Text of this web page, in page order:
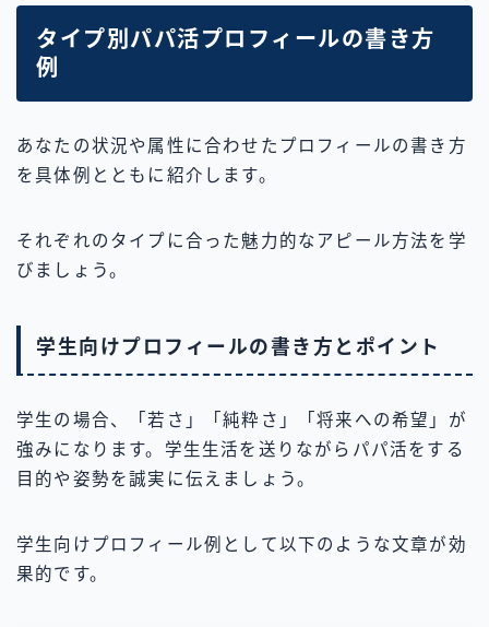
タイプ別パパ活プロフィールの書き方
例
あなたの状況や属性に合わせたプロフィールの書き方
を具体例とともに紹介します。
それぞれのタイプに合った魅力的なアピール方法を学
びましょう。
学生向けプロフィールの書き方とポイント
学生の場合、「若さ」「純粋さ」「将来への希望」が
強みになります。学生生活を送りながらパパ活をする
目的や姿勢を誠実に伝えましょう。
学生向けプロフィール例として以下のような文章が効
果的です。